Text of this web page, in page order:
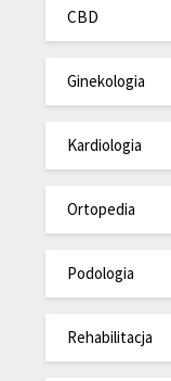
CBD
Ginekologia
Kardiologia
Ortopedia
Podologia
Rehabilitacja